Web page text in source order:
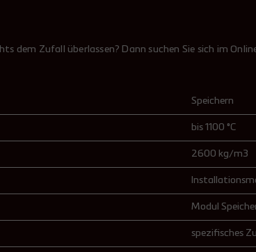
dem Zufall überlassen? Dann suchen Sie sich im
Speichern
bis 1100 °C
2600 kg/m3
Modul
spezifisches